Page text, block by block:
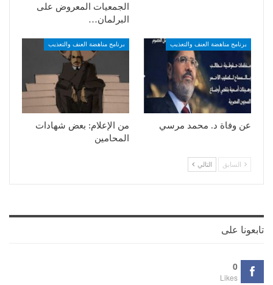
الجمعيات المعروض على
البرلمان…
برنامج مناهضة العنف والتعذيب
عن وفاة د. محمد مرسي
برنامج مناهضة العنف والتعذيب
من الإعلام: بعض شهادات
المحامين
السابق التالي
تابعونا على
0
Likes